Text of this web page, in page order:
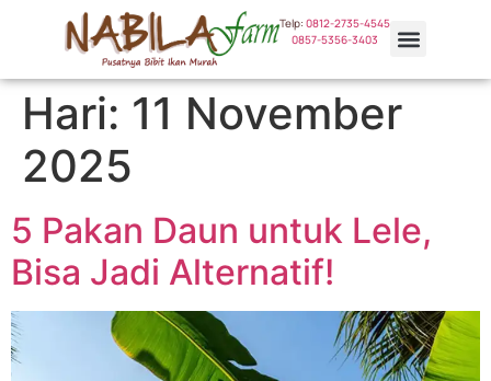
Telp:0812-2735-4545
0857-5356-3403
Hari: 11 November
2025
5 Pakan Daun untuk Lele,
Bisa Jadi Alternatif!